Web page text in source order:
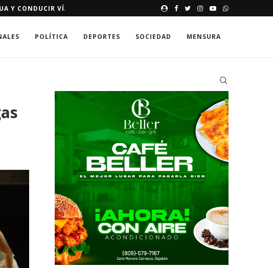
FIANZA DE HASTA 250,000 DÓLARES MEMORIAS DE UNA SONRISA
POLÍTICA DEPORTES SOCIEDAD MENSURA